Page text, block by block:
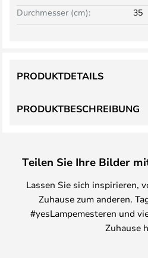
Durchmesser (cm):
35
PRODUKTBESCHREIBUNG
PRODUKTDETAILS
Teilen Sie Ihre Bilder
Lassen Sie sich inspirieren,
Zuhause zum anderen.
#yesLampemesteren und
Zuhause